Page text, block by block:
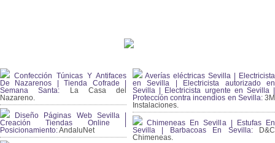
Confección Túnicas Y Antifaces
De Nazarenos | Tienda Cofrade |
Semana Santa: La Casa del
Nazareno.
Diseño Páginas Web Sevilla |
Creación Tiendas Online |
Posicionamiento:AndaluNet
Averías eléctricas Sevilla | Electricista
en Sevilla | Electricista autorizado en
Sevilla | Electricista urgente en Sevilla |
Protección contra incendios en Sevilla:3M
Instalaciones.
Chimeneas En Sevilla | Estufas En
Sevilla | Barbacoas En Sevilla:D&C
Chimeneas.